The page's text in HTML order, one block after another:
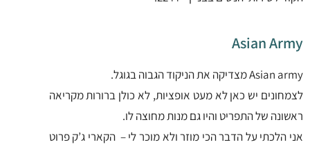
Asian Army
Asian army מצדיקה את הניקוד הגבוה בגוגל.
לצמחונים יש כאן לא מעט אופציות, לא כולן ברורות מקריאה
ראשונה של התפריט והיו גם מנות מחוצה לו.
אני הלכתי על הדבר הכי מוזר ולא מוכר לי – הקארי ג’ק פרוט